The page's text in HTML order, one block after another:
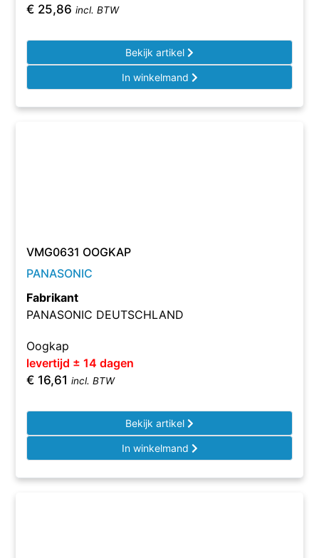
€ 25,86 incl. BTW
Bekijk artikel
In winkelmand
VMG0631 OOGKAP
PANASONIC
Fabrikant
PANASONIC DEUTSCHLAND
Oogkap
levertijd ± 14 dagen
€ 16,61 incl. BTW
Bekijk artikel
In winkelmand